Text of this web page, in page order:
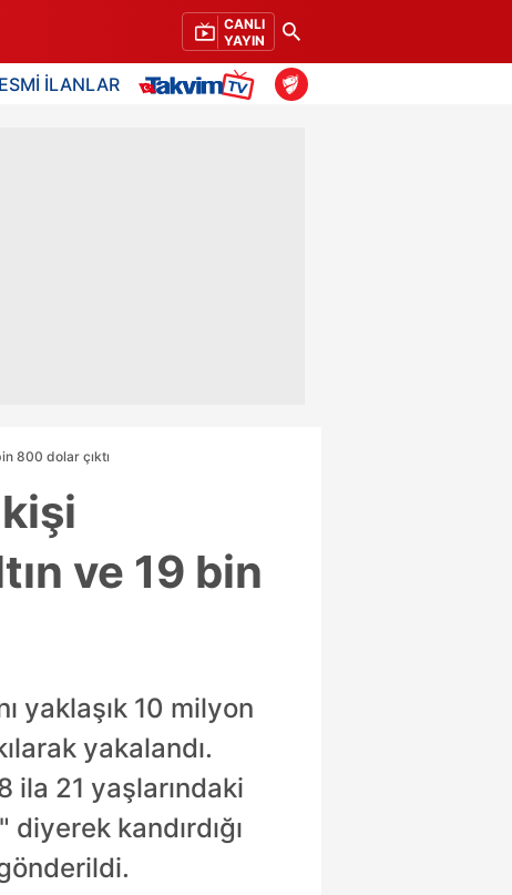
CANLI
YAYIN
İLANLAR
800 dolar çıktı
ve 19 bin
yaklaşık 10 milyon
yakalandı.
ila 21 yaşlarındaki
diyerek kandırdığı